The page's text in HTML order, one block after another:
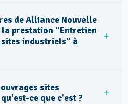
de Alliance Nouvelle
prestation "Entretien
sites industriels" à
sites
ce que c'est ?